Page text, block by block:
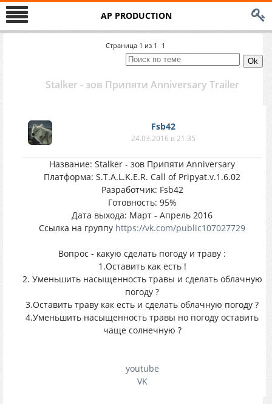
AP PRODUCTION
Страница 1 из 1 1
Stalker - зов Припяти Anniversary Trailer
Fsb42
24.03.2016 в 21:35
Название: Stalker - зов Припяти Anniversary
Платформа: S.T.A.L.K.E.R. Call of Pripyat.v.1.6.02
Разработчик: Fsb42
Готовность: 95%
Дата выхода: Март - Апрель 2016
Ссылка на группу https://vk.com/public107027729
Вопрос - какую сделать погоду и траву :
1.Оставить как есть !
2. Уменьшить насыщенность травы и cделать облачную
погоду ?
3.Оставить траву как есть и cделать облачную погоду ?
4.Уменьшить насыщенность травы но погоду оставить
чаще солнечную ?
youtube
VK